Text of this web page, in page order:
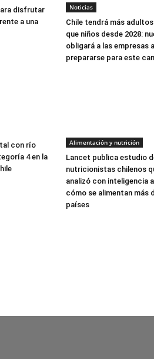
disfrutar
a una
Noticias
Chile tendrá más
que niños desde 2028:
obligará a las empresas a
prepararse para este
con río
4 en la
Alimentación y nutrición
Lancet publica estudio
nutricionistas chilenos
analizó con inteligencia
cómo se alimentan más
países